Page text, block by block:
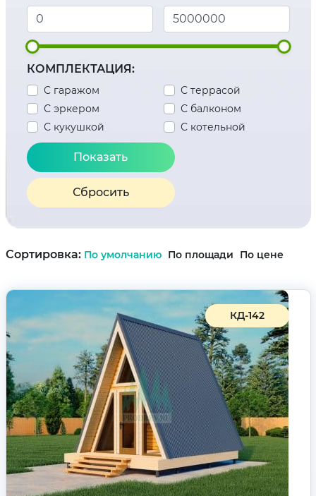
КОМПЛЕКТАЦИЯ:
С гаражом
С эркером
С кукушкой
С террасой
С балконом
С котельной
Сбросить
Сортировка: По умолчанию По площади По цене
КД-142